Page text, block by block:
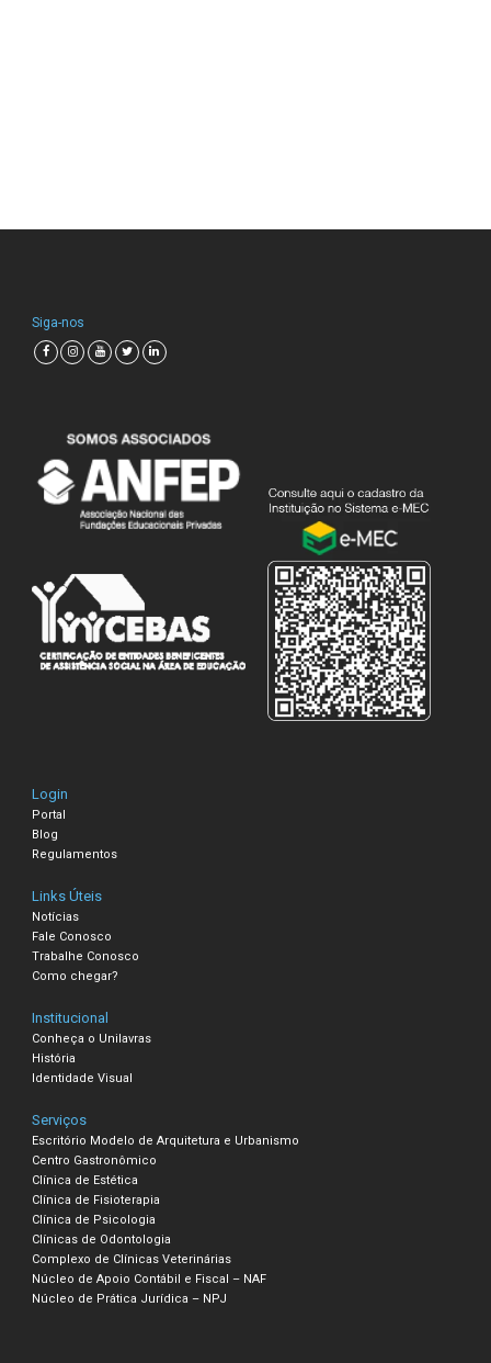
Siga-nos
Login
Portal
Blog
Regulamentos
Links Úteis
Notícias
Fale Conosco
Trabalhe Conosco
Como chegar?
Institucional
Conheça o Unilavras
História
Identidade Visual
Serviços
Escritório Modelo de Arquitetura e Urbanismo
Centro Gastronômico
Clínica de Estética
Clínica de Fisioterapia
Clínica de Psicologia
Clínicas de Odontologia
Complexo de Clínicas Veterinárias
Núcleo de Apoio Contábil e Fiscal – NAF
Núcleo de Prática Jurídica – NPJ